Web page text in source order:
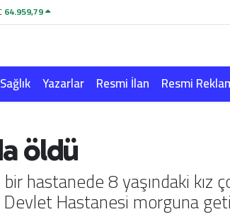
64.959,79
Sağlık Yazarlar Resmi İlan Resmi
öldü
hastanede 8 yaşındaki kız
Devlet Hastanesi morguna